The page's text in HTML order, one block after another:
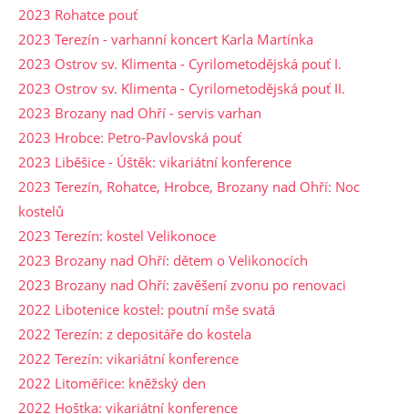
2023 Rohatce pouť
2023 Terezín - varhanní koncert Karla Martínka
2023 Ostrov sv. Klimenta - Cyrilometodějská pouť I.
2023 Ostrov sv. Klimenta - Cyrilometodějská pouť II.
2023 Brozany nad Ohří - servis varhan
2023 Hrobce: Petro-Pavlovská pouť
2023 Liběšice - Úštěk: vikariátní konference
2023 Terezín, Rohatce, Hrobce, Brozany nad Ohří: Noc
kostelů
2023 Terezín: kostel Velikonoce
2023 Brozany nad Ohří: dětem o Velikonocích
2023 Brozany nad Ohří: zavěšení zvonu po renovaci
2022 Libotenice kostel: poutní mše svatá
2022 Terezín: z depositáře do kostela
2022 Terezín: vikariátní konference
2022 Litoměřice: kněžský den
2022 Hoštka: vikariátní konference